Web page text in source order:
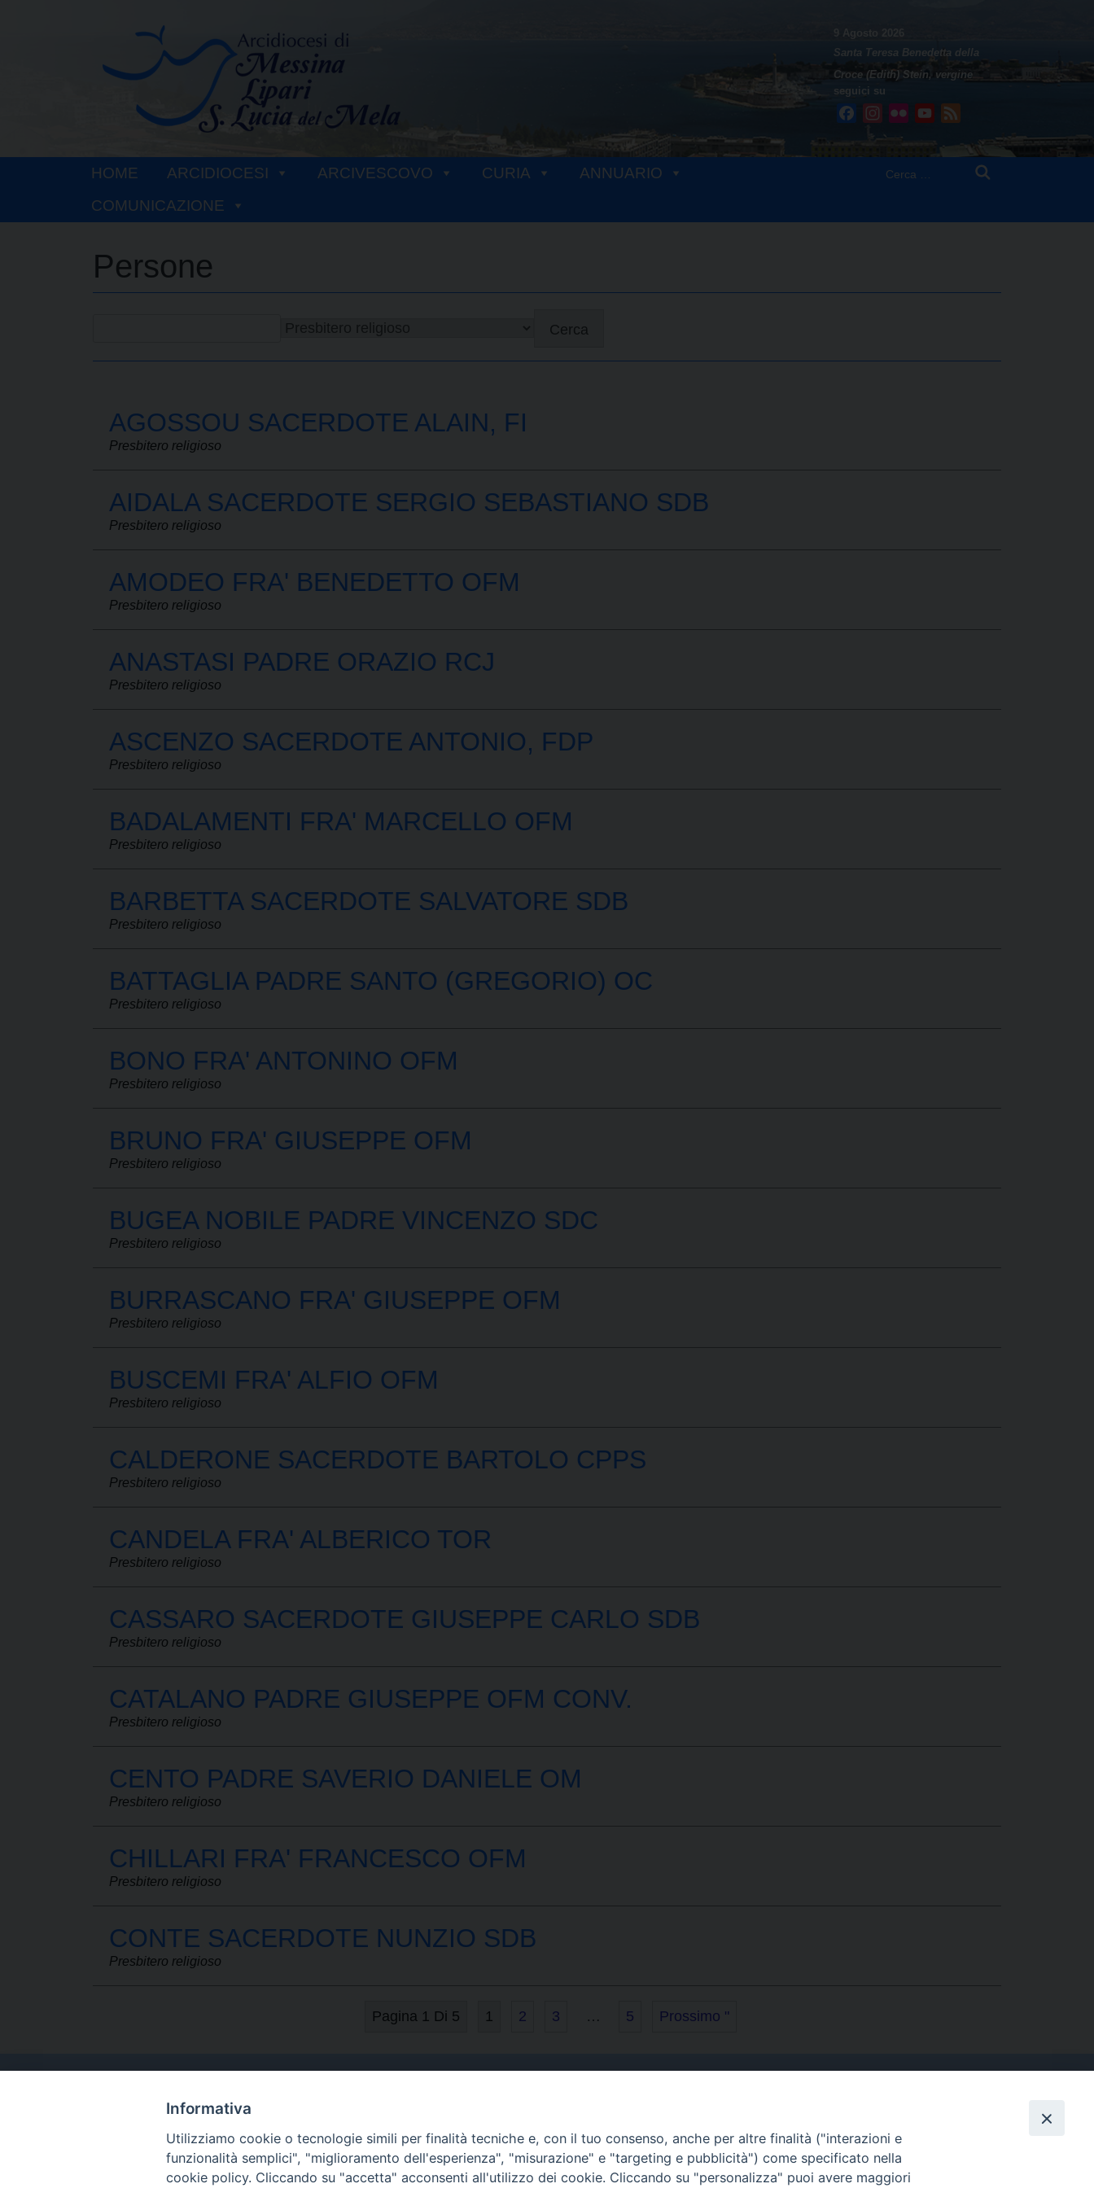
9 Agosto 2026
Santa Teresa Benedetta della
Croce (Edith) Stein, vergine
seguici su
FacebookInstagram
Flickr YouTube
HOME ARCIDIOCESI ARCIVESCOVO CURIA
ANNUARIO
COMUNICAZIONE
Persone
Cerca
AGOSSOU SACERDOTE ALAIN, FI
Presbitero religioso
AIDALA SACERDOTE SERGIO SEBASTIANO SDB
Presbitero religioso
AMODEO FRA' BENEDETTO OFM
Presbitero religioso
ANASTASI PADRE ORAZIO RCJ
Presbitero religioso
ASCENZO SACERDOTE ANTONIO, FDP
Presbitero religioso
BADALAMENTI FRA' MARCELLO OFM
Presbitero religioso
BARBETTA SACERDOTE SALVATORE SDB
Presbitero religioso
BATTAGLIA PADRE SANTO (GREGORIO) OC
Presbitero religioso
BONO FRA' ANTONINO OFM
Presbitero religioso
BRUNO FRA' GIUSEPPE OFM
Presbitero religioso
BUGEA NOBILE PADRE VINCENZO SDC
Presbitero religioso
BURRASCANO FRA' GIUSEPPE OFM
Presbitero religioso
BUSCEMI FRA' ALFIO OFM
Presbitero religioso
CALDERONE SACERDOTE BARTOLO CPPS
Presbitero religioso
CANDELA FRA' ALBERICO TOR
Presbitero religioso
CASSARO SACERDOTE GIUSEPPE CARLO SDB
Presbitero religioso
CATALANO PADRE GIUSEPPE OFM CONV.
Presbitero religioso
CENTO PADRE SAVERIO DANIELE OM
Presbitero religioso
CHILLARI FRA' FRANCESCO OFM
Presbitero religioso
CONTE SACERDOTE NUNZIO SDB
Presbitero religioso
Pagina 1 Di 5 1 2 3 … 5 Prossimo "
Indirizzo
Via Garibaldi, 67 - 98122
Contatti
Tel. 090.6684111 - Fax.
Informativa
Utilizziamo cookie o tecnologie simili per finalità tecniche e, con il tuo consenso, anche per altre finalità ("interazioni e
funzionalità semplici", "miglioramento dell'esperienza", "misurazione" e "targeting e pubblicità") come specificato nella
cookie policy. Cliccando su "accetta" acconsenti all'utilizzo dei cookie. Cliccando su "personalizza" puoi avere maggiori